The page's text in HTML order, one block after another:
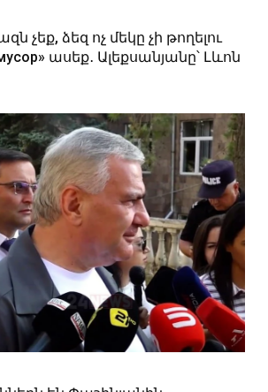
չեք, ձեզ ոչ մեկը չի թողելու
ասեք․ Ալեքսանյանը՝ Լևոն